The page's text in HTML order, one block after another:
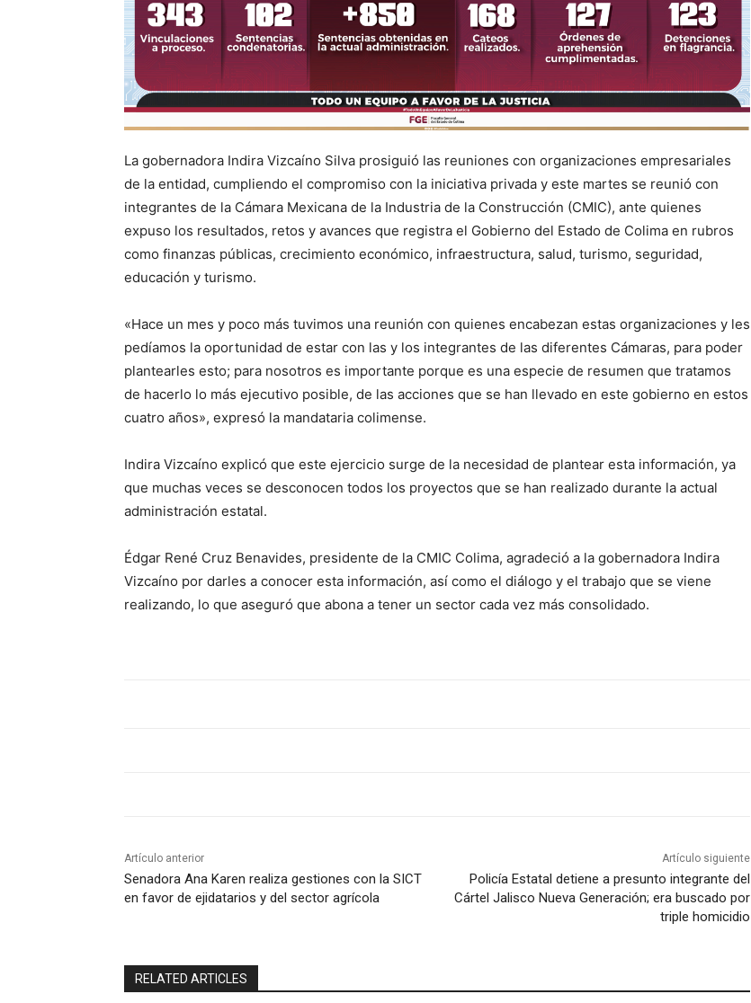
La gobernadora Indira Vizcaíno Silva prosiguió las reuniones con organizaciones empresariales
de la entidad, cumpliendo el compromiso con la iniciativa privada y este martes se reunió con
integrantes de la Cámara Mexicana de la Industria de la Construcción (CMIC), ante quienes
expuso los resultados, retos y avances que registra el Gobierno del Estado de Colima en rubros
como finanzas públicas, crecimiento económico, infraestructura, salud, turismo, seguridad,
educación y turismo.
«Hace un mes y poco más tuvimos una reunión con quienes encabezan estas organizaciones y les
pedíamos la oportunidad de estar con las y los integrantes de las diferentes Cámaras, para poder
plantearles esto; para nosotros es importante porque es una especie de resumen que tratamos
de hacerlo lo más ejecutivo posible, de las acciones que se han llevado en este gobierno en estos
cuatro años», expresó la mandataria colimense.
Indira Vizcaíno explicó que este ejercicio surge de la necesidad de plantear esta información, ya
que muchas veces se desconocen todos los proyectos que se han realizado durante la actual
administración estatal.
Édgar René Cruz Benavides, presidente de la CMIC Colima, agradeció a la gobernadora Indira
Vizcaíno por darles a conocer esta información, así como el diálogo y el trabajo que se viene
realizando, lo que aseguró que abona a tener un sector cada vez más consolidado.
Artículo anterior
Senadora Ana Karen realiza gestiones con la SICT
en favor de ejidatarios y del sector agrícola
Artículo siguiente
Policía Estatal detiene a presunto integrante del
Cártel Jalisco Nueva Generación; era buscado por
triple homicidio
RELATED ARTICLES